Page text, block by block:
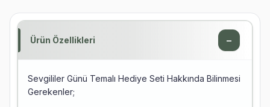
Ürün Özellikleri −
Sevgililer Günü Temalı Hediye Seti Hakkında Bilinmesi
Gerekenler;